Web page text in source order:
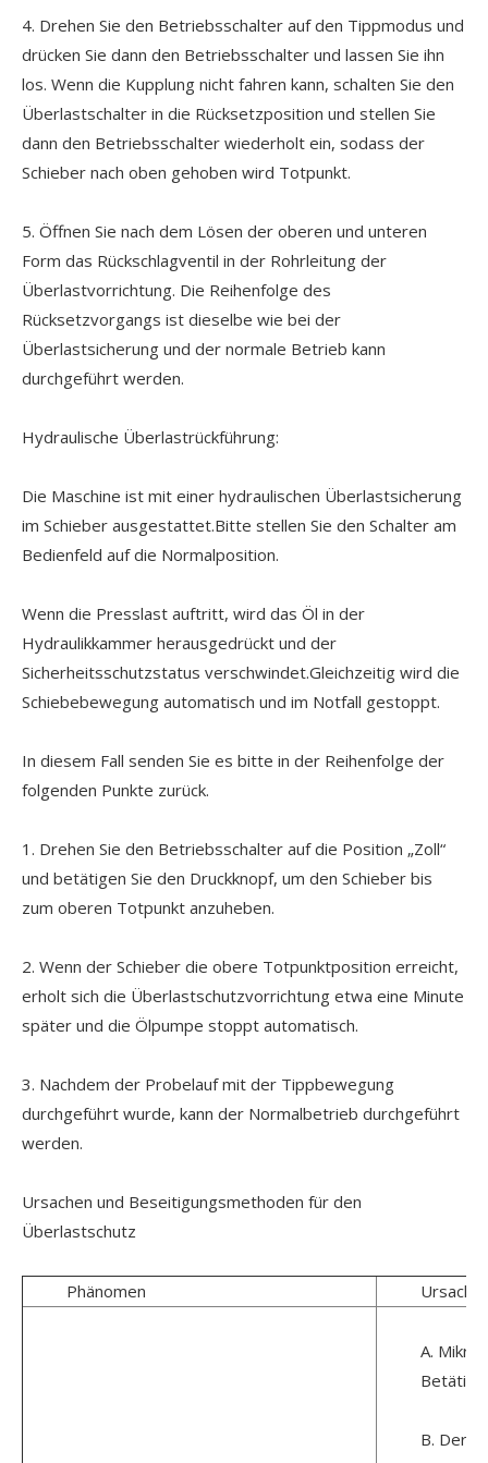
4. Drehen Sie den Betriebsschalter auf den Tippmodus und
drücken Sie dann den Betriebsschalter und lassen Sie ihn
los. Wenn die Kupplung nicht fahren kann, schalten Sie den
Überlastschalter in die Rücksetzposition und stellen Sie
dann den Betriebsschalter wiederholt ein, sodass der
Schieber nach oben gehoben wird Totpunkt.
5. Öffnen Sie nach dem Lösen der oberen und unteren
Form das Rückschlagventil in der Rohrleitung der
Überlastvorrichtung. Die Reihenfolge des
Rücksetzvorgangs ist dieselbe wie bei der
Überlastsicherung und der normale Betrieb kann
durchgeführt werden.
Hydraulische Überlastrückführung:
Die Maschine ist mit einer hydraulischen Überlastsicherung
im Schieber ausgestattet.Bitte stellen Sie den Schalter am
Bedienfeld auf die Normalposition.
Wenn die Presslast auftritt, wird das Öl in der
Hydraulikkammer herausgedrückt und der
Sicherheitsschutzstatus verschwindet.Gleichzeitig wird die
Schiebebewegung automatisch und im Notfall gestoppt.
In diesem Fall senden Sie es bitte in der Reihenfolge der
folgenden Punkte zurück.
1. Drehen Sie den Betriebsschalter auf die Position „Zoll“
und betätigen Sie den Druckknopf, um den Schieber bis
zum oberen Totpunkt anzuheben.
2. Wenn der Schieber die obere Totpunktposition erreicht,
erholt sich die Überlastschutzvorrichtung etwa eine Minute
später und die Ölpumpe stoppt automatisch.
3. Nachdem der Probelauf mit der Tippbewegung
durchgeführt wurde, kann der Normalbetrieb durchgeführt
werden.
Ursachen und Beseitigungsmethoden für den
Überlastschutz
Phänomen
A.
B. Der